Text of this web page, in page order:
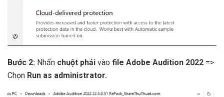
Bước 2: Nhấn chuột phải vào file Adobe Audition 2022 =>
Chọn Run as administrator.